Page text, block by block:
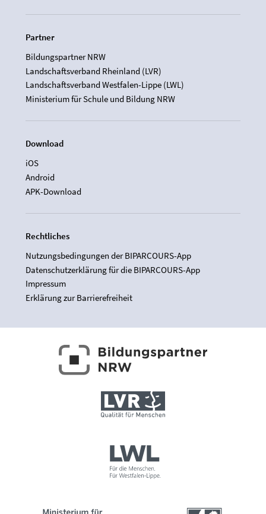
Partner
Bildungspartner NRW
Landschaftsverband Rheinland (LVR)
Landschaftsverband Westfalen-Lippe (LWL)
Ministerium für Schule und Bildung NRW
Download
iOS
Android
APK-Download
Rechtliches
Nutzungsbedingungen der BIPARCOURS-App
Datenschutzerklärung für die BIPARCOURS-App
Impressum
Erklärung zur Barrierefreiheit